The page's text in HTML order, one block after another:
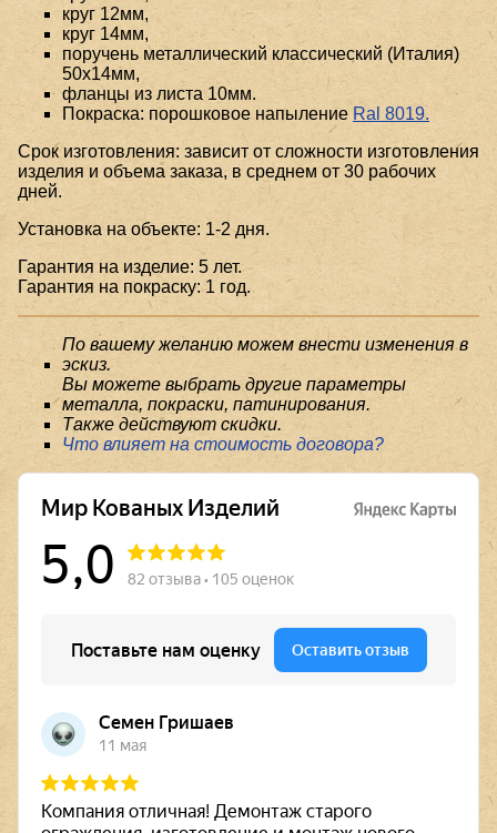
круг 12мм,
круг 14мм,
поручень металлический классический (Италия)
50x14мм,
фланцы из листа 10мм.
Покраска: порошковое напыление Ral 8019.
Срок изготовления: зависит от сложности изготовления
изделия и объема заказа, в среднем от 30 рабочих
дней.
Установка на объекте: 1-2 дня.
Гарантия на изделие: 5 лет.
Гарантия на покраску: 1 год.
По вашему желанию можем внести изменения в
эскиз.
Вы можете выбрать другие параметры
металла, покраски, патинирования.
Также действуют скидки.
Что влияет на стоимость договора?